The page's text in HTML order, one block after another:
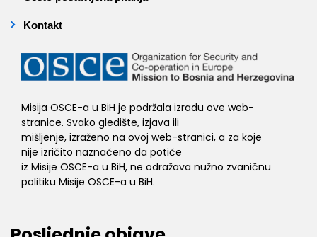
Kontakt
Misija OSCE-a u BiH je podržala izradu ove web-
stranice. Svako gledište, izjava ili
mišljenje, izraženo na ovoj web-stranici, a za koje
nije izričito naznačeno da potiče
iz Misije OSCE-a u BiH, ne odražava nužno zvaničnu
politiku Misije OSCE-a u BiH.